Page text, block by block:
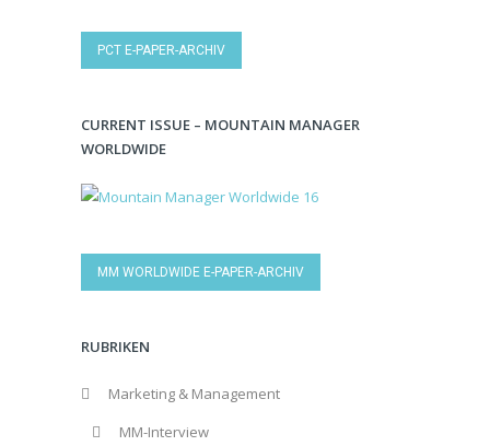
PCT E-PAPER-ARCHIV
CURRENT ISSUE – MOUNTAIN MANAGER
WORLDWIDE
MM WORLDWIDE E-PAPER-ARCHIV
RUBRIKEN
Marketing & Management
MM-Interview